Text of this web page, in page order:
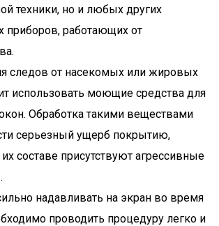
техники, но и любых других
приборов, работающих от
следов от насекомых или жировых
использовать моющие средства для
Обработка такими веществами
серьезный ущерб покрытию,
составе присутствуют агрессивные
надавливать на экран во время
проводить процедуру легко и